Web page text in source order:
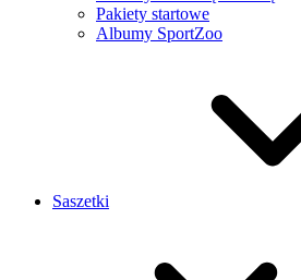
Pakiety startowe
Albumy SportZoo
Saszetki